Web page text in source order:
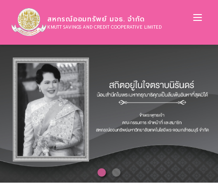
สหกรณ์ออมทรัพย์ มจธ. จำกัด
KMUTT SAVINGS AND CREDIT COOPERATIVE LIMITED